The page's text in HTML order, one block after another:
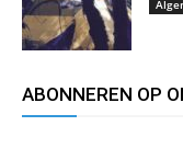
ABONNEREN OP